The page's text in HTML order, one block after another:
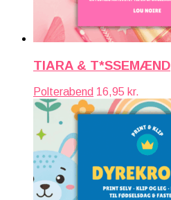
TIARA & T*SSEMÆND
Polterabend 16,95 kr.